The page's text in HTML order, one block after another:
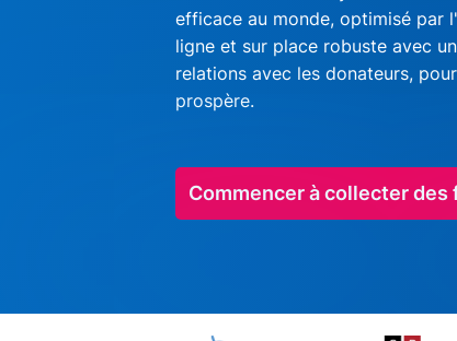
efficace au monde, optimisé par
ligne et sur place robuste avec
relations avec les donateurs,
prospère.
Commencer à collecter des